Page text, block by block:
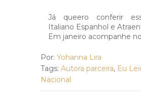
Já queero conferir
Italiano Espanhol e
Em janeiro acompanhe
Por:Yohanna Lira
Tags:Autora parceira, Eu
Nacional